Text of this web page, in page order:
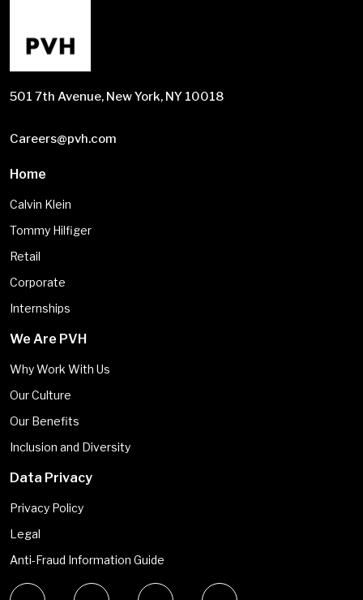
501 7th Avenue, New York, NY 10018
Careers@pvh.com
Home
Calvin Klein
Tommy Hilfiger
Retail
Corporate
Internships
We Are PVH
Why Work With Us
Our Culture
Our Benefits
Inclusion and Diversity
Data Privacy
Privacy Policy
Legal
Anti-Fraud Information Guide